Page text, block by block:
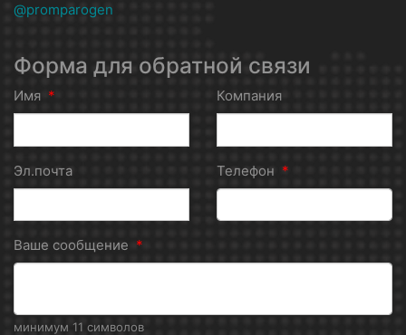
@promparogen
Форма для обратной связи
Имя * Компания
Эл.почта Телефон *
Ваше сообщение *
минимум 11 символов